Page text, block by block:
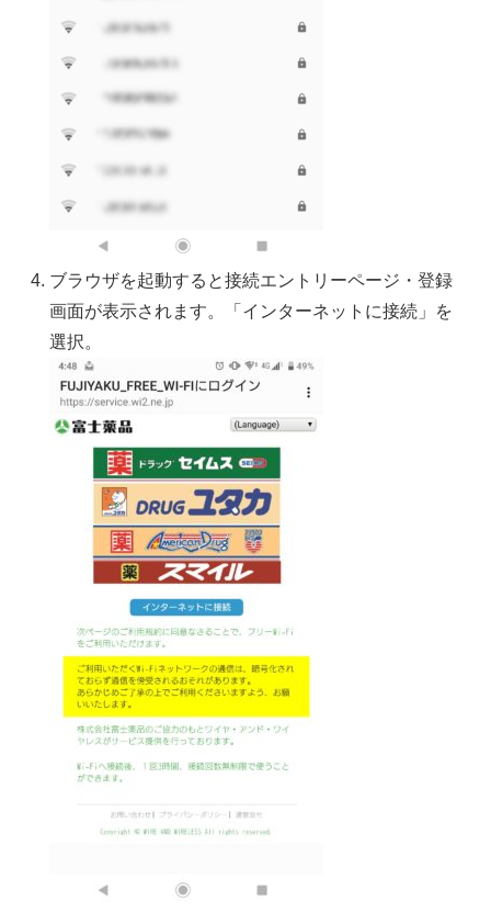
ブラウザを起動すると接続エントリーページ・登録
画面が表示されます。「インターネットに接続」を
選択。